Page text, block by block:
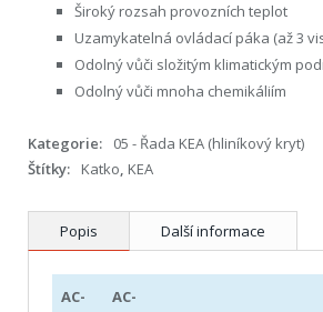
Široký rozsah provozních teplot
Uzamykatelná ovládací páka (až 3
Odolný vůči složitým klimatickým
Odolný vůči mnoha chemikáliím
Kategorie:
05 - Řada KEA (hliníkový kryt)
Štítky:
Katko, KEA
Popis Další informace
AC-
AC-